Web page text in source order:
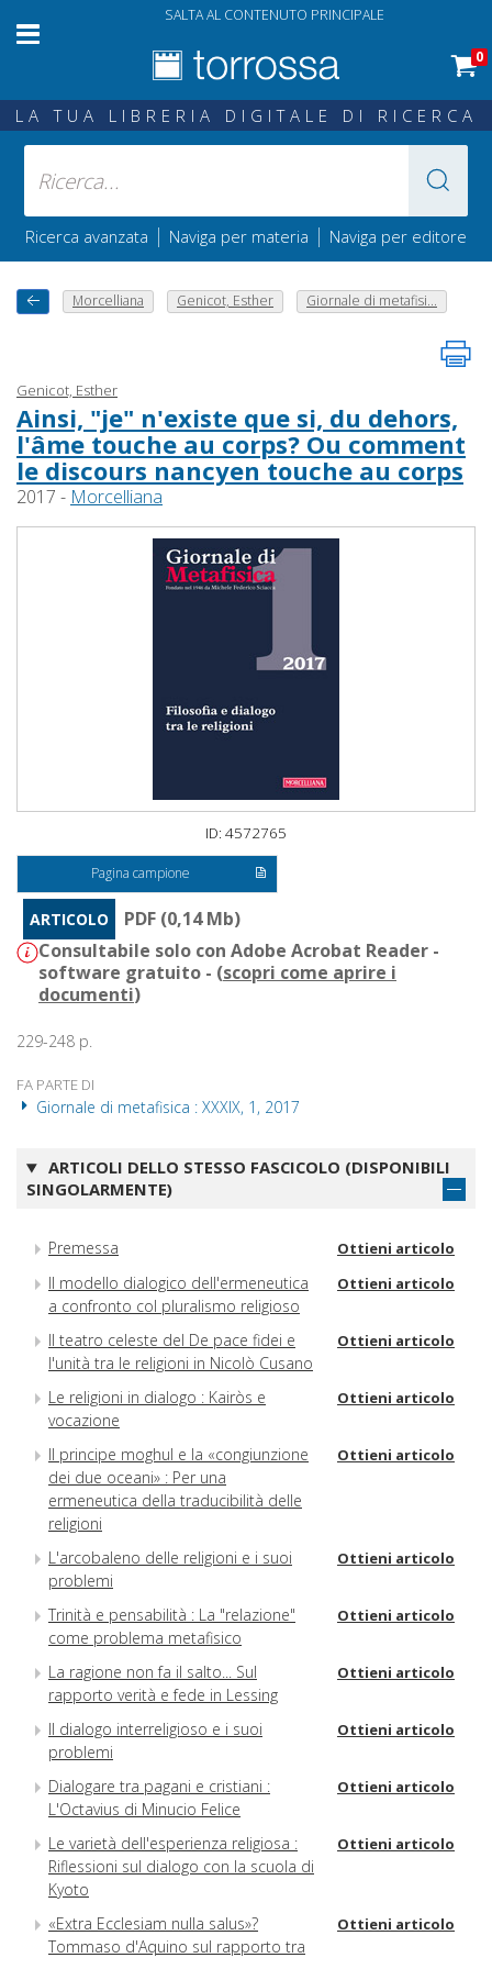
SALTA AL CONTENUTO PRINCIPALE
0
LA TUA LIBRERIA DIGITALE DI RICERCA
Ricerca avanzata | Naviga per materia | Naviga per editore
Morcelliana Genicot, Esther Giornale di metafisi...
Genicot, Esther
Ainsi, "je" n'existe que si, du dehors,
l'âme touche au corps? Ou comment
le discours nancyen touche au corps
2017 - Morcelliana
ID: 4572765
Pagina campione
ARTICOLO
PDF (0,14 Mb)
Consultabile solo con Adobe Acrobat Reader -
software gratuito - (scopri come aprire i
documenti)
229-248 p.
FA PARTE DI
Giornale di metafisica : XXXIX, 1, 2017
ARTICOLI DELLO STESSO FASCICOLO (DISPONIBILI
SINGOLARMENTE)
Premessa Ottieni articolo
Il modello dialogico dell'ermeneutica
a confronto col pluralismo religioso
Ottieni articolo
Il teatro celeste del De pace fidei e
l'unità tra le religioni in Nicolò Cusano
Ottieni articolo
Le religioni in dialogo : Kairòs e
vocazione
Ottieni articolo
Il principe moghul e la «congiunzione
dei due oceani» : Per una
ermeneutica della traducibilità delle
religioni
Ottieni articolo
L'arcobaleno delle religioni e i suoi
problemi
Ottieni articolo
Trinità e pensabilità : La "relazione"
come problema metafisico
Ottieni articolo
La ragione non fa il salto... Sul
rapporto verità e fede in Lessing
Ottieni articolo
Il dialogo interreligioso e i suoi
problemi
Ottieni articolo
Dialogare tra pagani e cristiani :
L'Octavius di Minucio Felice
Ottieni articolo
Le varietà dell'esperienza religiosa :
Riflessioni sul dialogo con la scuola di
Kyoto
Ottieni articolo
«Extra Ecclesiam nulla salus»?
Tommaso d'Aquino sul rapporto tra
Ottieni articolo